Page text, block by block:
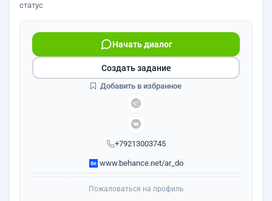
статус
+79213003745
Начать диалог
www.behance.net/ar_do
Создать задание
Добавить в избранное
Пожаловаться на профиль